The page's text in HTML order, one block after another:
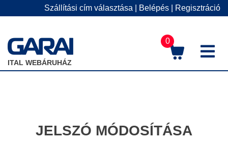
Szállítási cím választása Belépés Regisztráció
ITAL WEBÁRUHÁZ
0
JELSZÓ MÓDOSÍTÁSA